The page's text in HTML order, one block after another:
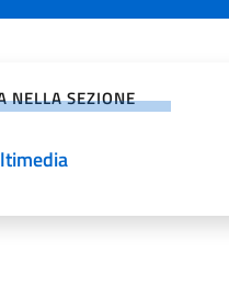
NELLA SEZIONE